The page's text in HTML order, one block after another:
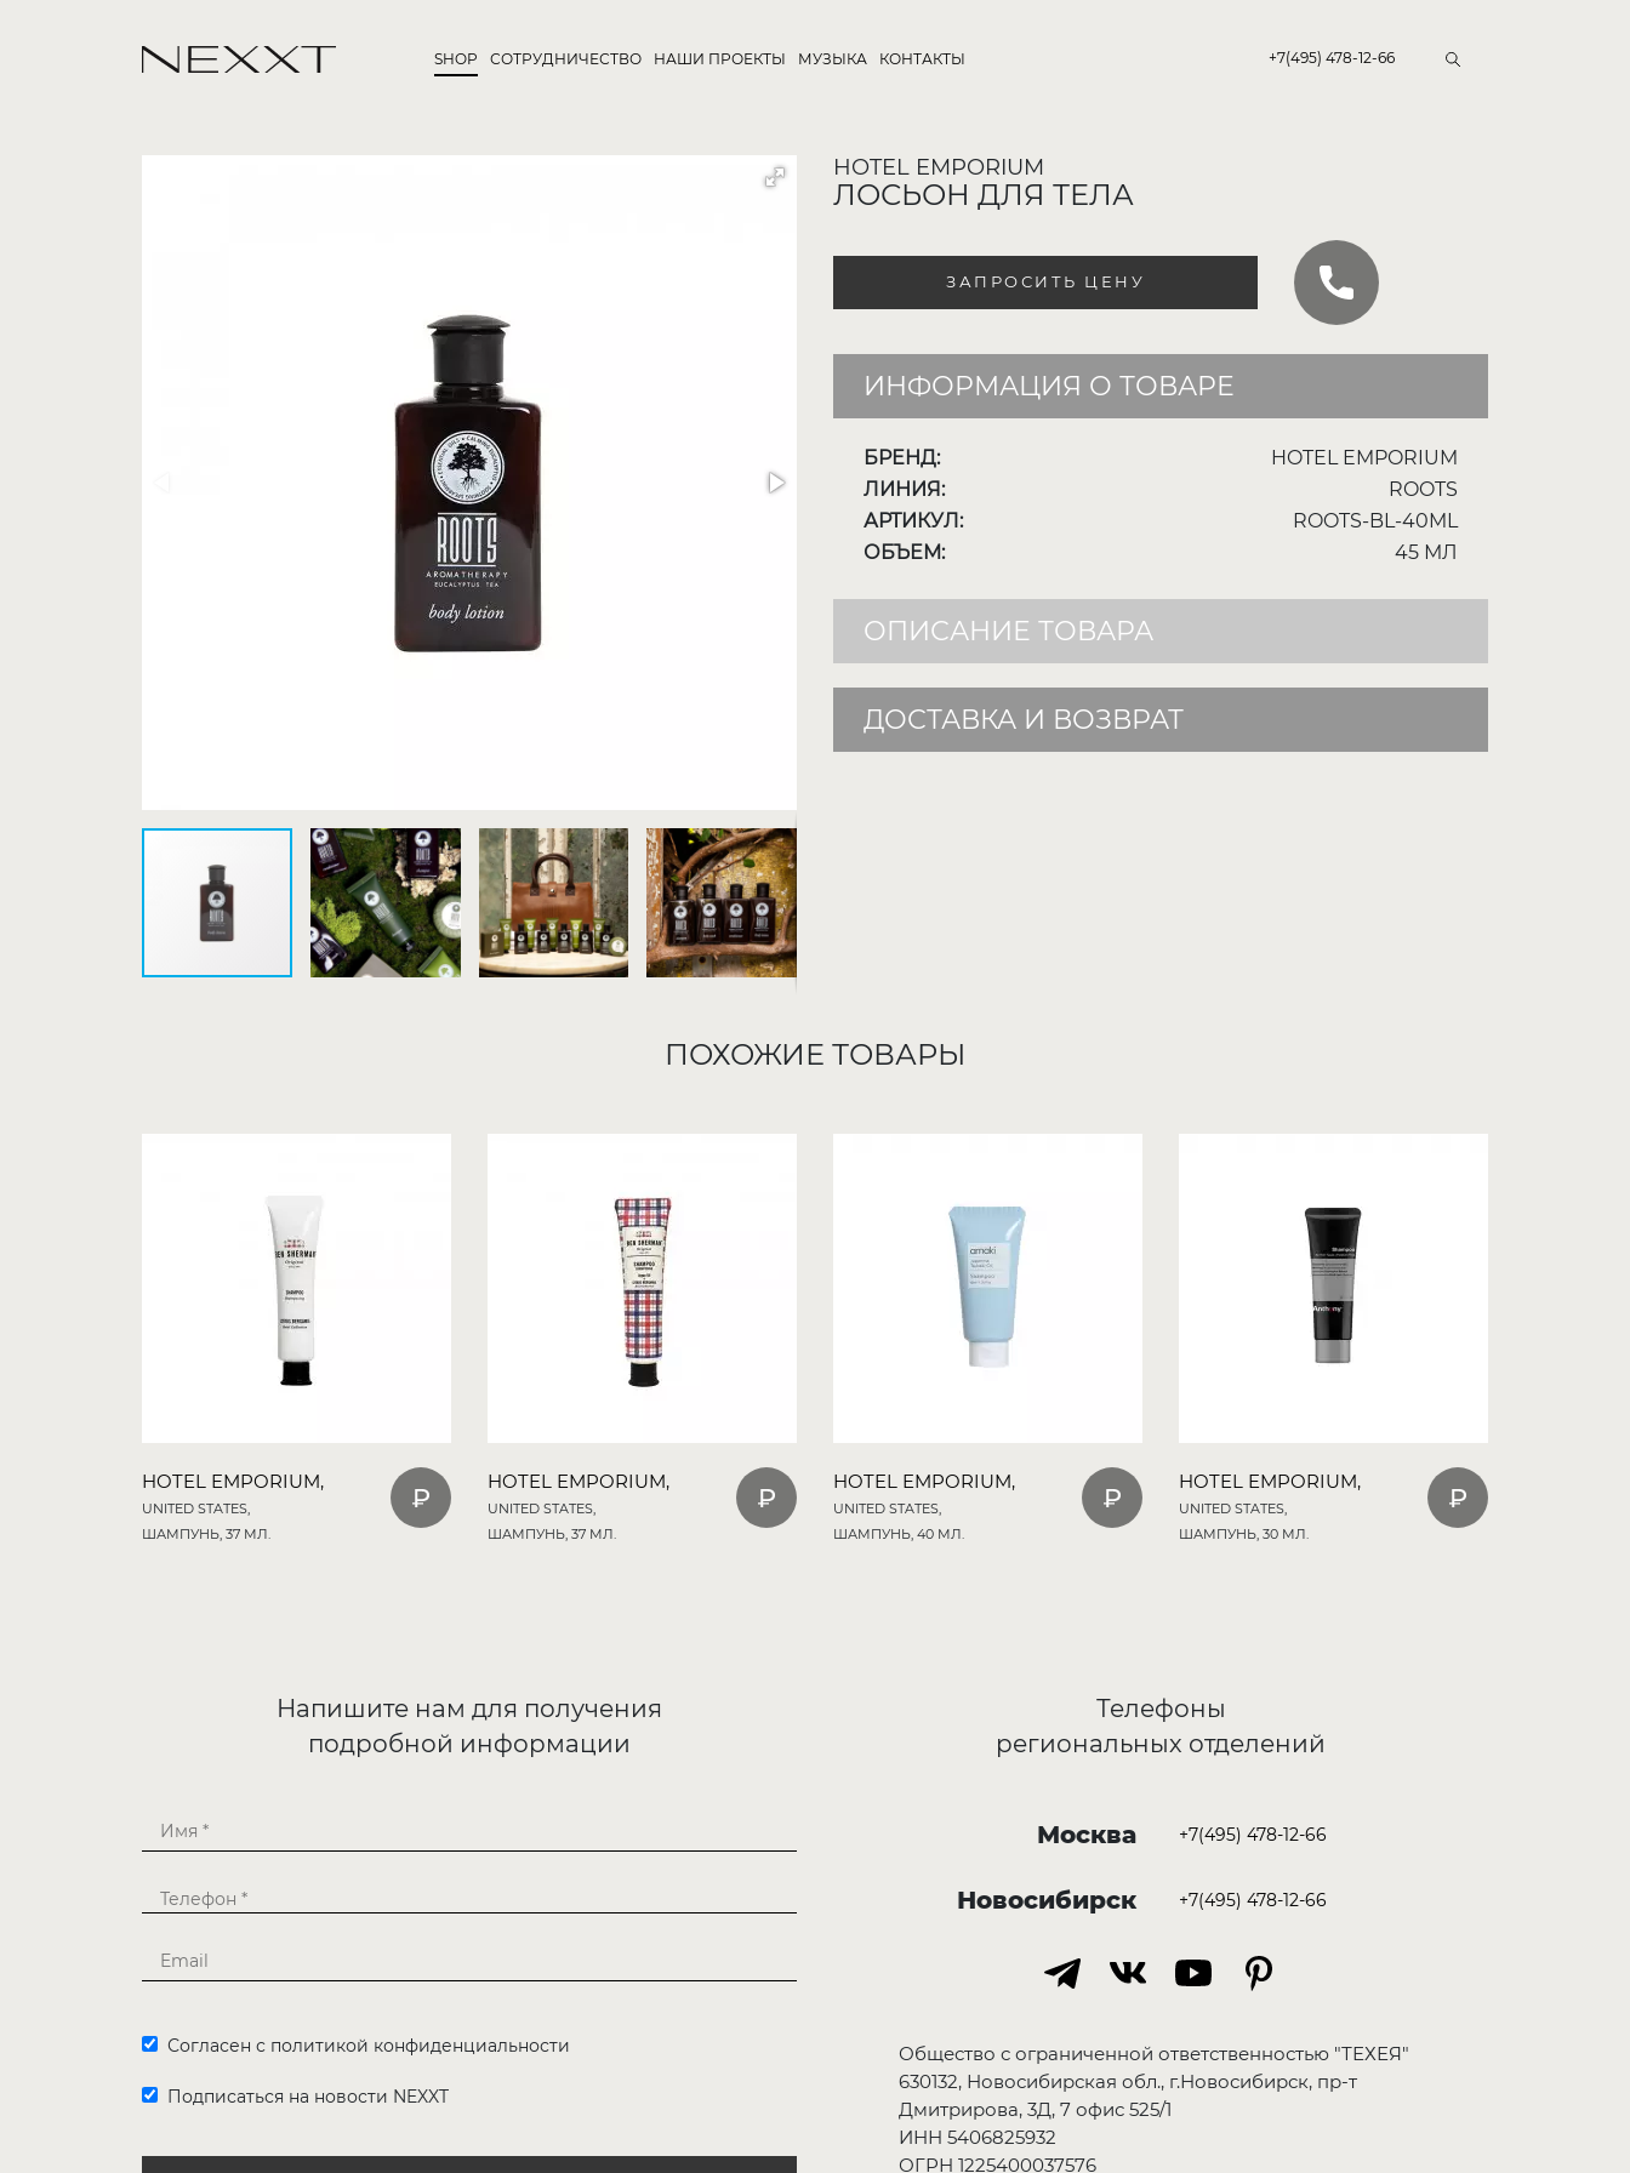
SHOP СОТРУДНИЧЕСТВО НАШИ ПРОЕКТЫ МУЗЫКА КОНТАКТЫ +7(495) 478-12-66
HOTEL EMPORIUM
ЛОСЬОН ДЛЯ ТЕЛА
ЗАПРОСИТЬ ЦЕНУ
ИНФОРМАЦИЯ О ТОВАРЕ
БРЕНД:
HOTEL EMPORIUM
ЛИНИЯ:
ROOTS
АРТИКУЛ:
ROOTS-BL-40ML
ОБЪЕМ:
45 МЛ
ОПИСАНИЕ ТОВАРА
ДОСТАВКА И ВОЗВРАТ
ПОХОЖИЕ ТОВАРЫ
HOTEL EMPORIUM,
UNITED STATES,
ШАМПУНЬ, 37 МЛ.
HOTEL EMPORIUM,
UNITED STATES,
ШАМПУНЬ, 37 МЛ.
HOTEL EMPORIUM,
UNITED STATES,
ШАМПУНЬ, 40 МЛ.
HOTEL EMPORIUM,
UNITED STATES,
ШАМПУНЬ, 30 МЛ.
Напишите нам для получения
подробной информации
Согласен с политикой конфиденциальности
Подписаться на новости NEXXT
Телефоны
региональных отделений
Москва +7(495) 478-12-66
Новосибирск +7(495) 478-12-66
Общество с ограниченной ответственностью "ТЕХЕЯ"
630132, Новосибирская обл., г.Новосибирск, пр-т
Дмитрирова, 3Д, 7 офис 525/1
ИНН 5406825932
ОГРН 1225400037576